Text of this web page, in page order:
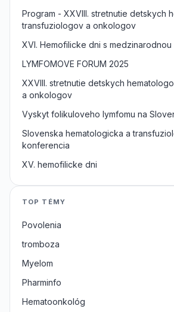
Program - XXVIII. stretnutie detskych
transfuziologov a onkologov
XVI. Hemofilicke dni s medzinarodnou
LYMFOMOVE FORUM 2025
XXVIII. stretnutie detskych
a onkologov
Vyskyt folikuloveho lymfomu na
Slovenska hematologicka a
konferencia
XV. hemofilicke dni
TOP TÉMY
Povolenia
tromboza
Myelom
Pharminfo
Hematoonkológ